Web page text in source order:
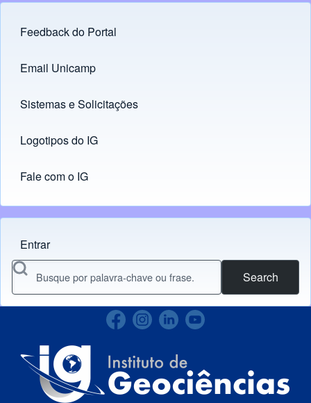
Footer menu
Feedback do Portal
Links
Email Unicamp
(opens in new tab)
Sistemas e Solicitações
(opens in new tab)
Logotipos do IG
(opens in new tab)
Fale com o IG
Menu do usuário
Entrar
Search